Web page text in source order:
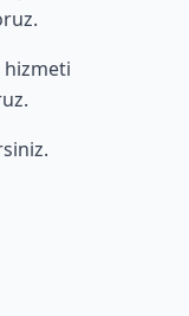
hizmeti